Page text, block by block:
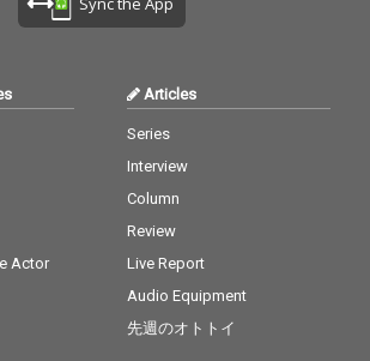
Actor
Articles
Series
Interview
Column
Review
Live Report
Audio Equipment
先週のオトトイ